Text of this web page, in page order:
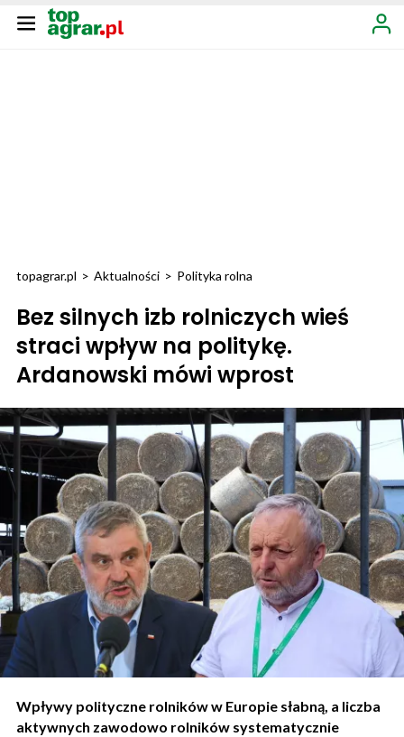
topagrar.pl > Aktualności > Polityka rolna
Bez silnych izb rolniczych wieś
straci wpływ na politykę.
Ardanowski mówi wprost
Wpływy polityczne rolników w Europie słabną, a liczba
aktywnych zawodowo rolników systematycznie